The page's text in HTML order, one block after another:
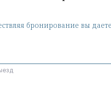
бронирование вы